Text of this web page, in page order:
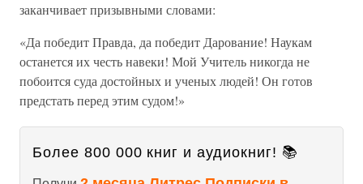
заканчивает призывными словами:
«Да победит Правда, да победит Дарование! Наукам
останется их честь навеки! Мой Учитель никогда не
побоится суда достойных и ученых людей! Он готов
предстать перед этим судом!»
Более 800 000 книг и аудиокниг! 📚